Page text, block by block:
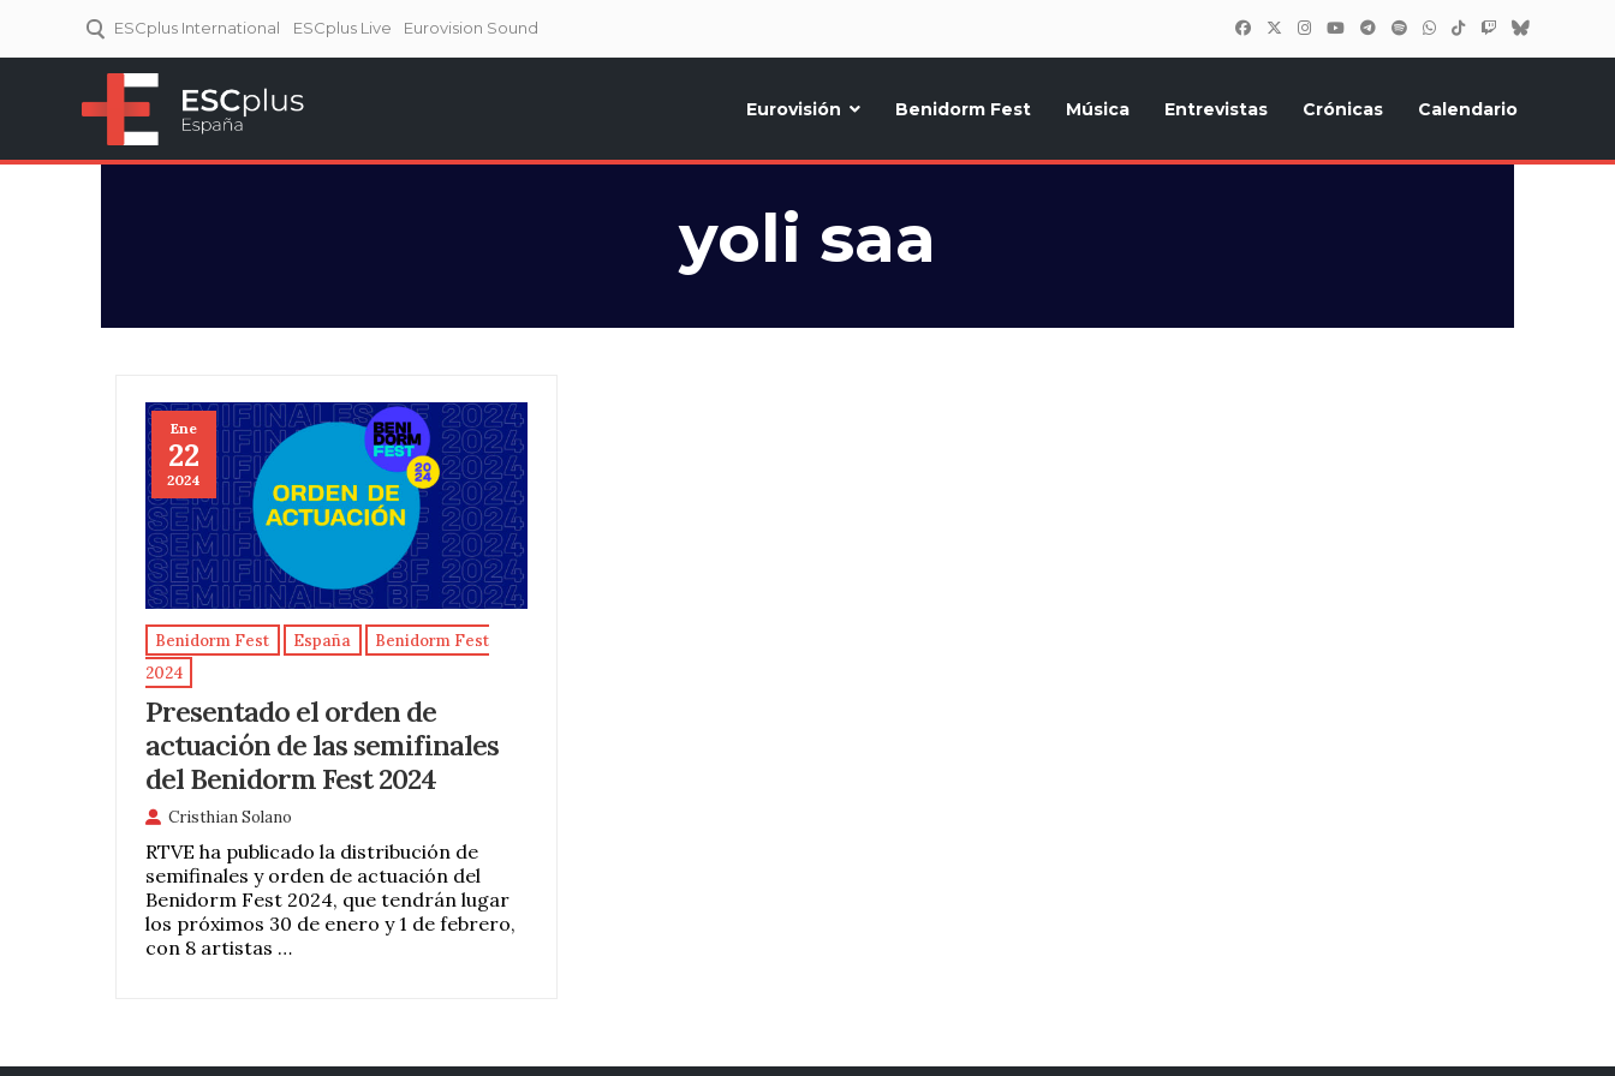
ESCplus International ESCplus Live Eurovision Sound
Eurovisión Benidorm Fest Música Entrevistas Crónicas Calendario
yoli saa
Ene
22
2024
Benidorm Fest España
Benidorm Fest
2024
Presentado el orden de
actuación de las semifinales
del Benidorm Fest 2024
Cristhian Solano
RTVE ha publicado la distribución de
semifinales y orden de actuación del
Benidorm Fest 2024, que tendrán lugar
los próximos 30 de enero y 1 de febrero,
con 8 artistas …